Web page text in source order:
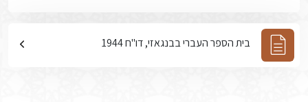
בית הספר העברי בבנגאזי, דו"ח 1944